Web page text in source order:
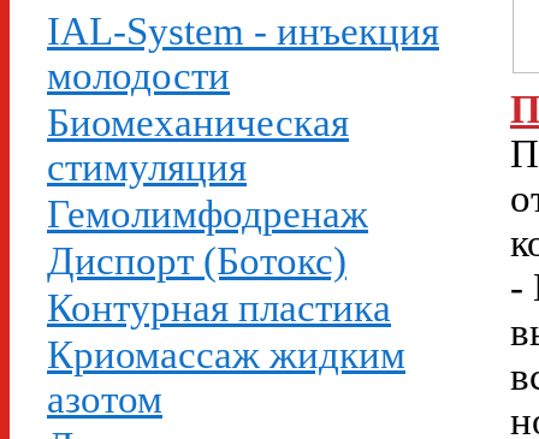
IAL-System - инъекция
молодости
Биомеханическая
стимуляция
Гемолимфодренаж
Диспорт (Ботокс)
Контурная пластика
Криомассаж жидким
азотом
-